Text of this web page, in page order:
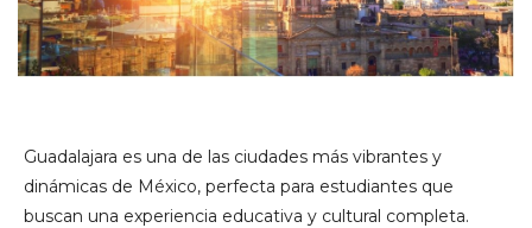
Guadalajara es una de las ciudades más vibrantes y
dinámicas de México, perfecta para estudiantes que
buscan una experiencia educativa y cultural completa.